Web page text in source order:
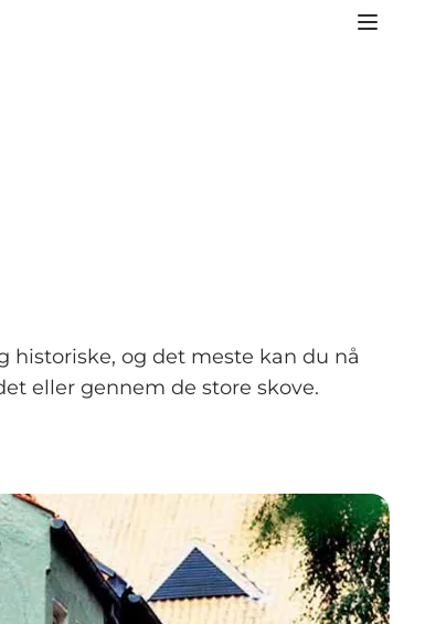
historiske, og det meste kan du nå
eller gennem de store skove.